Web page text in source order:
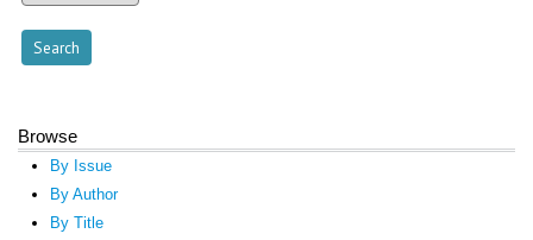
Browse
By Issue
By Author
By Title